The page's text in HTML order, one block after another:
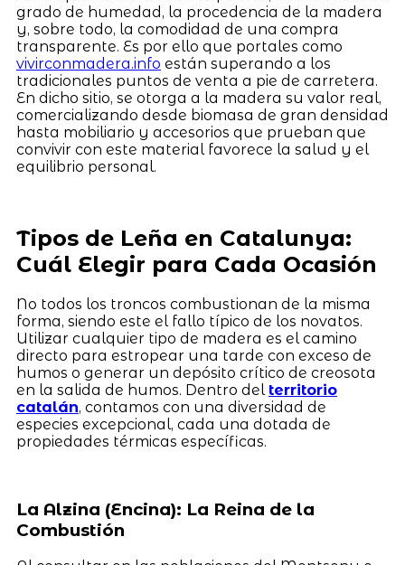
grado de humedad, la procedencia de la madera
y, sobre todo, la comodidad de una compra
transparente. Es por ello que portales como
vivirconmadera.info están superando a los
tradicionales puntos de venta a pie de carretera.
En dicho sitio, se otorga a la madera su valor real,
comercializando desde biomasa de gran densidad
hasta mobiliario y accesorios que prueban que
convivir con este material favorece la salud y el
equilibrio personal.
Tipos de Leña en Catalunya:
Cuál Elegir para Cada Ocasión
No todos los troncos combustionan de la misma
forma, siendo este el fallo típico de los novatos.
Utilizar cualquier tipo de madera es el camino
directo para estropear una tarde con exceso de
humos o generar un depósito crítico de creosota
en la salida de humos. Dentro del territorio
catalán, contamos con una diversidad de
especies excepcional, cada una dotada de
propiedades térmicas específicas.
La Alzina (Encina): La Reina de la
Combustión